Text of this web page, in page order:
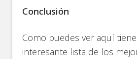
Conclusión
Como puedes ver aquí
interesante lista de los